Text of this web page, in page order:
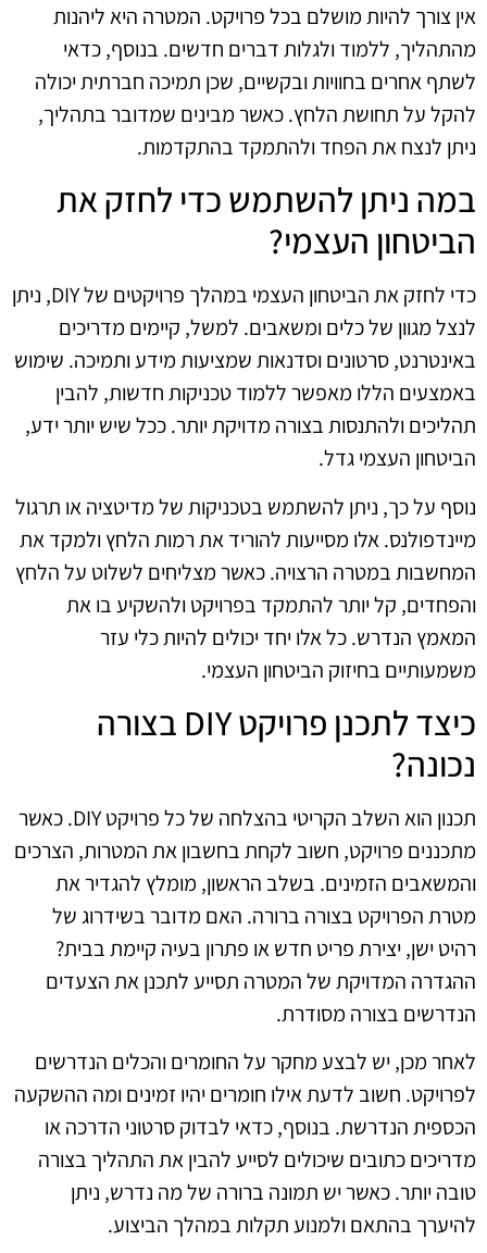
אין צורך להיות מושלם בכל פרויקט. המטרה היא ליהנות
מהתהליך, ללמוד ולגלות דברים חדשים. בנוסף, כדאי
לשתף אחרים בחוויות ובקשיים, שכן תמיכה חברתית יכולה
להקל על תחושת הלחץ. כאשר מבינים שמדובר בתהליך,
ניתן לנצח את הפחד ולהתמקד בהתקדמות.
במה ניתן להשתמש כדי לחזק את
הביטחון העצמי?
כדי לחזק את הביטחון העצמי במהלך פרויקטים של DIY, ניתן
לנצל מגוון של כלים ומשאבים. למשל, קיימים מדריכים
באינטרנט, סרטונים וסדנאות שמציעות מידע ותמיכה. שימוש
באמצעים הללו מאפשר ללמוד טכניקות חדשות, להבין
תהליכים ולהתנסות בצורה מדויקת יותר. ככל שיש יותר ידע,
הביטחון העצמי גדל.
נוסף על כך, ניתן להשתמש בטכניקות של מדיטציה או תרגול
מיינדפולנס. אלו מסייעות להוריד את רמות הלחץ ולמקד את
המחשבות במטרה הרצויה. כאשר מצליחים לשלוט על הלחץ
והפחדים, קל יותר להתמקד בפרויקט ולהשקיע בו את
המאמץ הנדרש. כל אלו יחד יכולים להיות כלי עזר
משמעותיים בחיזוק הביטחון העצמי.
כיצד לתכנן פרויקט DIY בצורה
נכונה?
תכנון הוא השלב הקריטי בהצלחה של כל פרויקט DIY. כאשר
מתכננים פרויקט, חשוב לקחת בחשבון את המטרות, הצרכים
והמשאבים הזמינים. בשלב הראשון, מומלץ להגדיר את
מטרת הפרויקט בצורה ברורה. האם מדובר בשידרוג של
רהיט ישן, יצירת פריט חדש או פתרון בעיה קיימת בבית?
ההגדרה המדויקת של המטרה תסייע לתכנן את הצעדים
הנדרשים בצורה מסודרת.
לאחר מכן, יש לבצע מחקר על החומרים והכלים הנדרשים
לפרויקט. חשוב לדעת אילו חומרים יהיו זמינים ומה ההשקעה
הכספית הנדרשת. בנוסף, כדאי לבדוק סרטוני הדרכה או
מדריכים כתובים שיכולים לסייע להבין את התהליך בצורה
טובה יותר. כאשר יש תמונה ברורה של מה נדרש, ניתן
להיערך בהתאם ולמנוע תקלות במהלך הביצוע.